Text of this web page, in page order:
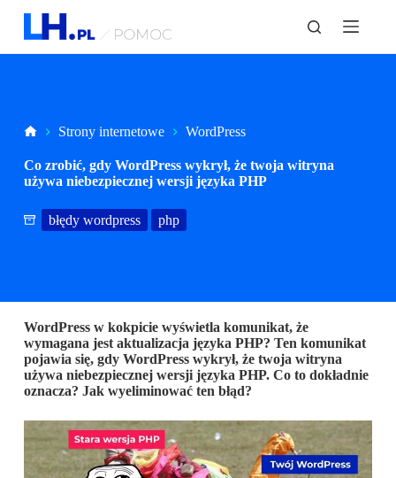
P
d
StronaStrony internetowe WordPress
Co zrobić, gdy WordPress wykrył, że twoja witryna
używa niebezpiecznej wersji języka PHP
błędy wordpress php
WordPress w kokpicie wyświetla komunikat, że
wymagana jest aktualizacja języka PHP? Ten komunikat
pojawia się, gdy WordPress wykrył, że twoja witryna
używa niebezpiecznej wersji języka PHP. Co to dokładnie
oznacza? Jak wyeliminować ten błąd?